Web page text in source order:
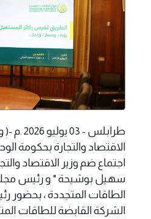
طرابلس -
الاقتصاد والتجارة بحكومة
اجتماع ضم وزير الاقتصاد
سهيل بوشيحة " و رئيس
الطاقات المتجددة ، بحضور
الشركة القابضة للطاقات